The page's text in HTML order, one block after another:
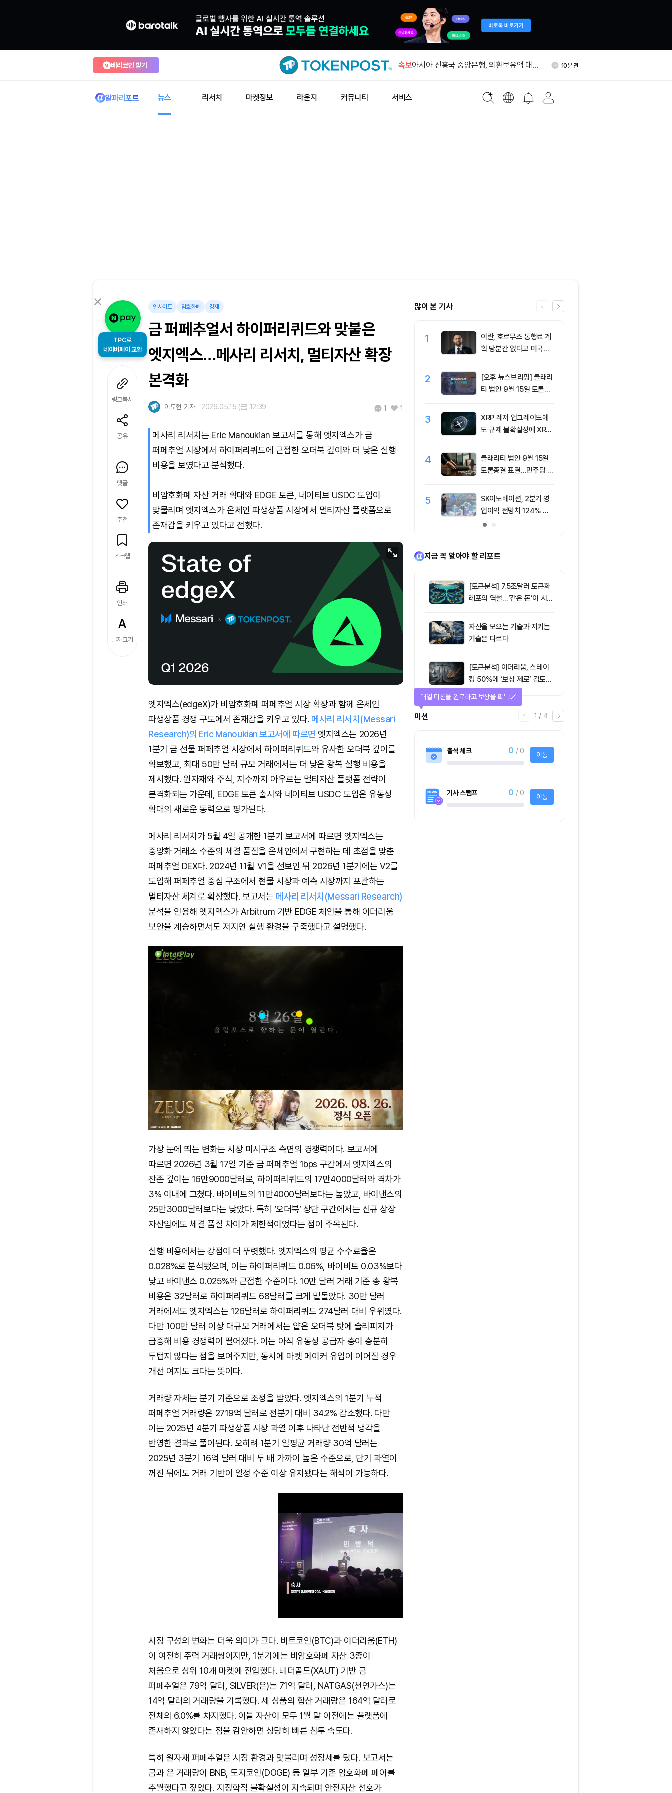
베리코인 받기 속보
마이클 세일러 “비트코인 매도, 시장 붕괴
아시아 신흥국 중앙은행, 외환보유액 대
10분 전
알파리포트 뉴스 리서치 마켓정보 라운지 커뮤니티 서비스
TPC로
네이버페이 교환
링크복사
공유
댓글
추천
스크랩
인쇄
글자크기
인사이트 암호화폐 경제
금 퍼페추얼서 하이퍼리퀴드와 맞붙은
엣지엑스…메사리 리서치, 멀티자산 확장
본격화
이도현 기자 2026.05.15 (금) 12:39 1 1
메사리 리서치는 Eric Manoukian 보고서를 통해 엣지엑스가 금
퍼페추얼 시장에서 하이퍼리퀴드에 근접한 오더북 깊이와 더 낮은 실행
비용을 보였다고 분석했다.
비암호화폐 자산 거래 확대와 EDGE 토큰, 네이티브 USDC 도입이
맞물리며 엣지엑스가 온체인 파생상품 시장에서 멀티자산 플랫폼으로
존재감을 키우고 있다고 전했다.
엣지엑스(edgeX)가 비암호화폐 퍼페추얼 시장 확장과 함께 온체인
파생상품 경쟁 구도에서 존재감을 키우고 있다. 메사리 리서치(Messari
Research)의 Eric Manoukian 보고서에 따르면 엣지엑스는 2026년
1분기 금 선물 퍼페추얼 시장에서 하이퍼리퀴드와 유사한 오더북 깊이를
확보했고, 최대 50만 달러 규모 거래에서는 더 낮은 왕복 실행 비용을
제시했다. 원자재와 주식, 지수까지 아우르는 멀티자산 플랫폼 전략이
본격화되는 가운데, EDGE 토큰 출시와 네이티브 USDC 도입은 유동성
확대의 새로운 동력으로 평가된다.
메사리 리서치가 5월 4일 공개한 1분기 보고서에 따르면 엣지엑스는
중앙화 거래소 수준의 체결 품질을 온체인에서 구현하는 데 초점을 맞춘
퍼페추얼 DEX다. 2024년 11월 V1을 선보인 뒤 2026년 1분기에는 V2를
도입해 퍼페추얼 중심 구조에서 현물 시장과 예측 시장까지 포괄하는
멀티자산 체계로 확장했다. 보고서는 메사리 리서치(Messari Research)
분석을 인용해 엣지엑스가 Arbitrum 기반 EDGE 체인을 통해 이더리움
보안을 계승하면서도 저지연 실행 환경을 구축했다고 설명했다.
가장 눈에 띄는 변화는 시장 미시구조 측면의 경쟁력이다. 보고서에
따르면 2026년 3월 17일 기준 금 퍼페추얼 1bps 구간에서 엣지엑스의
잔존 깊이는 16만9000달러로, 하이퍼리퀴드의 17만4000달러와 격차가
3% 이내에 그쳤다. 바이비트의 11만4000달러보다는 높았고, 바이낸스의
25만3000달러보다는 낮았다. 특히 ‘오더북’ 상단 구간에서는 신규 상장
자산임에도 체결 품질 차이가 제한적이었다는 점이 주목된다.
실행 비용에서는 강점이 더 뚜렷했다. 엣지엑스의 평균 수수료율은
0.028%로 분석됐으며, 이는 하이퍼리퀴드 0.06%, 바이비트 0.03%보다
낮고 바이낸스 0.025%와 근접한 수준이다. 10만 달러 거래 기준 총 왕복
비용은 32달러로 하이퍼리퀴드 68달러를 크게 밑돌았다. 30만 달러
거래에서도 엣지엑스는 126달러로 하이퍼리퀴드 274달러 대비 우위였다.
다만 100만 달러 이상 대규모 거래에서는 얕은 오더북 탓에 슬리피지가
급증해 비용 경쟁력이 떨어졌다. 이는 아직 유동성 공급자 층이 충분히
두텁지 않다는 점을 보여주지만, 동시에 마켓 메이커 유입이 이어질 경우
개선 여지도 크다는 뜻이다.
거래량 자체는 분기 기준으로 조정을 받았다. 엣지엑스의 1분기 누적
퍼페추얼 거래량은 2719억 달러로 전분기 대비 34.2% 감소했다. 다만
이는 2025년 4분기 파생상품 시장 과열 이후 나타난 전반적 냉각을
반영한 결과로 풀이된다. 오히려 1분기 일평균 거래량 30억 달러는
2025년 3분기 16억 달러 대비 두 배 가까이 높은 수준으로, 단기 과열이
꺼진 뒤에도 거래 기반이 일정 수준 이상 유지됐다는 해석이 가능하다.
t
e
시장 구성의 변화는 더욱 의미가 크다. 비트코인(BTC)과 이더리움(ETH)
이 여전히 주력 거래쌍이지만, 1분기에는 비암호화폐 자산 3종이
처음으로 상위 10개 마켓에 진입했다. 테더골드(XAUT) 기반 금
퍼페추얼은 79억 달러, SILVER(은)는 71억 달러, NATGAS(천연가스)는
14억 달러의 거래량을 기록했다. 세 상품의 합산 거래량은 164억 달러로
전체의 6.0%를 차지했다. 이들 자산이 모두 1월 말 이전에는 플랫폼에
존재하지 않았다는 점을 감안하면 상당히 빠른 침투 속도다.
특히 원자재 퍼페추얼은 시장 환경과 맞물리며 성장세를 탔다. 보고서는
금과 은 거래량이 BNB, 도지코인(DOGE) 등 일부 기존 암호화폐 페어를
추월했다고 짚었다. 지정학적 불확실성이 지속되며 안전자산 선호가
많이 본 기사
1
이란, 호르무즈 통행료 계
획 당분간 없다고 미국에
2
[오후 뉴스브리핑] 클래리
티 법안 9월 15일 토론종
3
XRP 레저 업그레이드에
도 규제 불확실성에 XRP
4
클래리티 법안 9월 15일
토론종결 표결…민주당 7
5
SK이노베이션, 2분기 영
업이익 전망치 124% 상
회… 기업 실적 양호
지금 꼭 알아야 할 리포트
[토큰분석] 7.5조달러 토큰화
레포의 역설…‘같은 돈’이 시장
자산을 모으는 기술과 지키는
기술은 다르다
[토큰분석] 이더리움, 스테이
킹 50%에 ‘보상 제로’ 검토…
통화정책 개편인가 탈중앙화
1 / 4
미션
매일 미션을 완료하고 보상을 획득!
출석 체크 0 / 0 이동
기사 스탬프 0 / 0 이동